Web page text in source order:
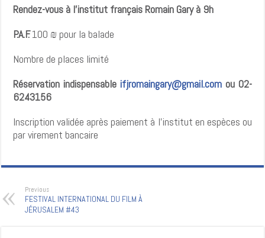
Rendez-vous à l’institut français Romain Gary à 9h
P.A.F.100 ₪ pour la balade
Nombre de places limité
Réservation indispensable ifjromaingary@gmail.com ou 02-
6243156
Inscription validée après paiement à l’institut en espèces ou
par virement bancaire
Previous
FESTIVAL INTERNATIONAL DU FILM À
JÉRUSALEM #43